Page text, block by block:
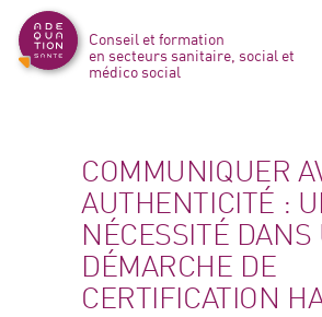
Conseil et formation
en secteurs sanitaire, social et
médico social
COMMUNIQUER
AUTHENTICITÉ :
NÉCESSITÉ DANS
DÉMARCHE DE
CERTIFICATION